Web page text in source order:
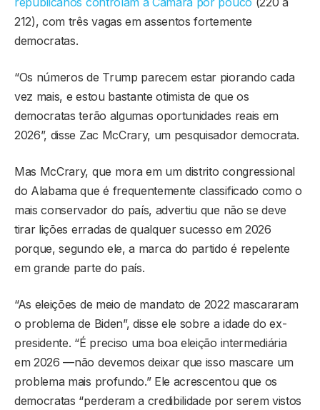
212), com três vagas em assentos fortemente
democratas.
“Os números de Trump parecem estar piorando cada
vez mais, e estou bastante otimista de que os
democratas terão algumas oportunidades reais em
2026”, disse Zac McCrary, um pesquisador democrata.
Mas McCrary, que mora em um distrito congressional
do Alabama que é frequentemente classificado como o
mais conservador do país, advertiu que não se deve
tirar lições erradas de qualquer sucesso em 2026
porque, segundo ele, a marca do partido é repelente
em grande parte do país.
“As eleições de meio de mandato de 2022 mascararam
o problema de Biden”, disse ele sobre a idade do ex-
presidente. “É preciso uma boa eleição intermediária
em 2026 —não devemos deixar que isso mascare um
problema mais profundo.” Ele acrescentou que os
democratas “perderam a credibilidade por serem vistos